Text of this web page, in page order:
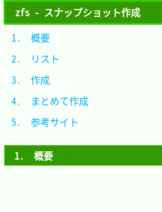
zfs - スナップショット作成
1.　概要